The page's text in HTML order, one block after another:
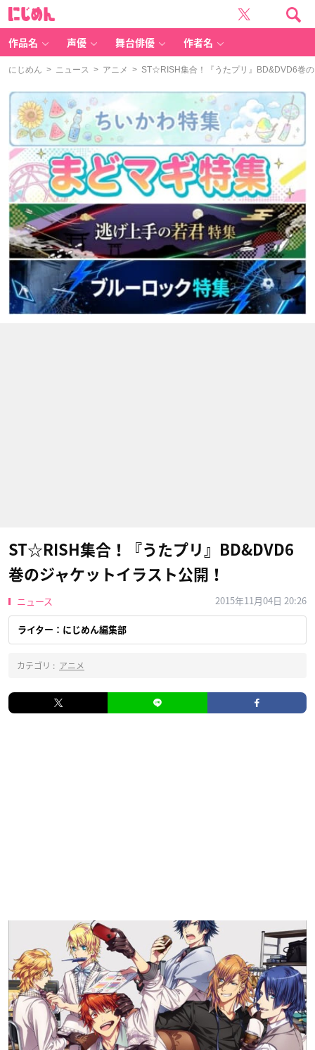
作品名 声優 舞台俳優 作者名
にじめん > ニュース > アニメ > ST☆RISH集合！『うたプリ』BD&DVD6巻
ST☆RISH集合！『うたプリ』BD&DVD6
巻のジャケットイラスト公開！
ニュース 2015年11月04日 20:26
ライター：にじめん編集部
カテゴリ : アニメ